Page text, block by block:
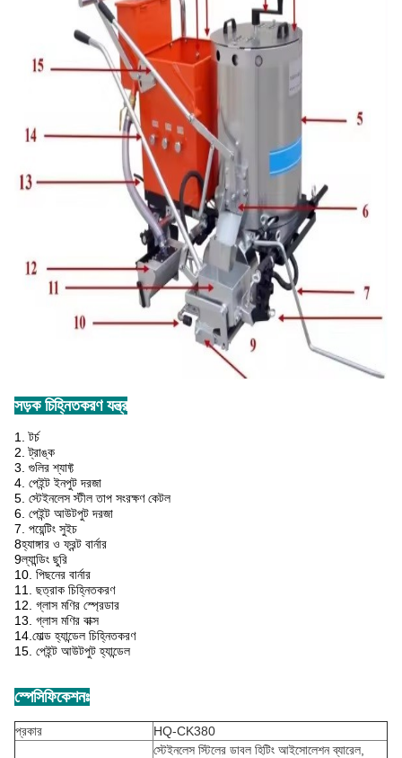
সড়ক চিহ্নিতকরণ যন্ত্র
1. টর্চ
2. ট্রাঙ্ক
3. গুলির শ্যাফ্ট
4. পেইন্ট ইনপুট দরজা
5. স্টেইনলেস স্টীল তাপ সংরক্ষণ কেটল
6. পেইন্ট আউটপুট দরজা
7. পয়েন্টিং সুইচ
8হ্যাঙ্গার ও ফ্রন্ট বার্নার
9ল্যান্ডিং ছুরি
10. পিছনের বার্নার
11. ছত্রাক চিহ্নিতকরণ
12. গ্লাস মণির স্প্রেডার
13. গ্লাস মণির বাক্স
14. মোল্ড হ্যান্ডেল চিহ্নিতকরণ
15. পেইন্ট আউটপুট হ্যান্ডেল
স্পেসিফিকেশনঃ
প্রকার HQ-CK380
স্টেইনলেস স্টিলের ডাবল হিটিং আইসোলেশন ব্যারেল,